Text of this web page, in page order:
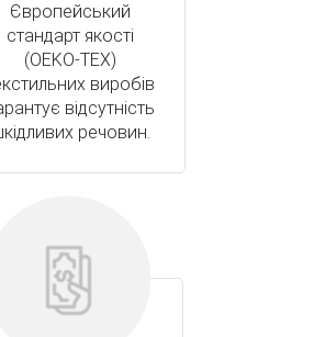
Європейський
стандарт якості
(OEKO-TEX)
виробів
відсутність
речовин.